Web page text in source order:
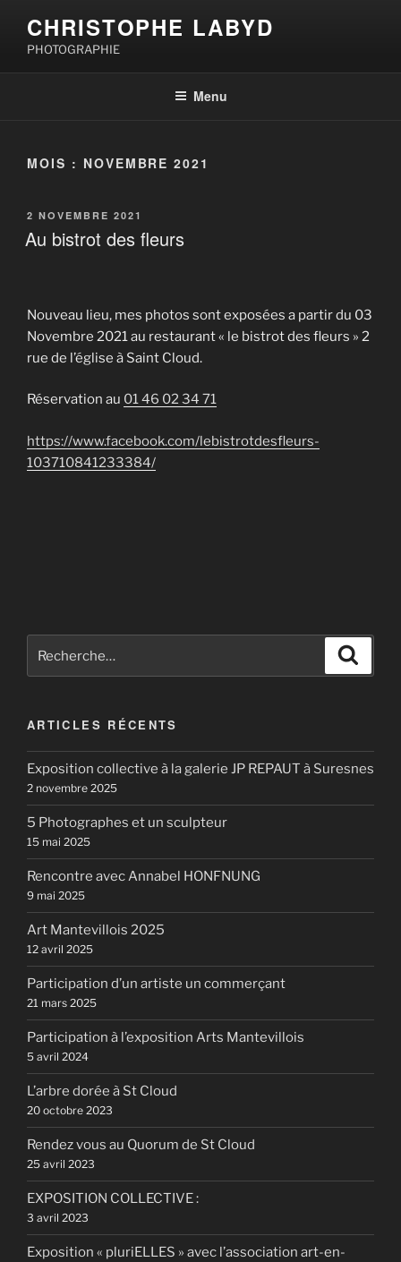
contenu
principal
CHRISTOPHE LABYD
PHOTOGRAPHIE
Menu
MOIS : NOVEMBRE 2021
PUBLIÉ
LE
2 NOVEMBRE 2021
Au bistrot des fleurs
Nouveau lieu, mes photos sont exposées a partir du 03
Novembre 2021 au restaurant « le bistrot des fleurs » 2
rue de l’église à Saint Cloud.
Réservation au 01 46 02 34 71
https://www.facebook.com/lebistrotdesfleurs-
103710841233384/
pour
ARTICLES RÉCENTS
Exposition collective à la galerie JP REPAUT à Suresnes
2 novembre 2025
5 Photographes et un sculpteur
15 mai 2025
Rencontre avec Annabel HONFNUNG
9 mai 2025
Art Mantevillois 2025
12 avril 2025
Participation d’un artiste un commerçant
21 mars 2025
Participation à l’exposition Arts Mantevillois
5 avril 2024
L’arbre dorée à St Cloud
20 octobre 2023
Rendez vous au Quorum de St Cloud
25 avril 2023
EXPOSITION COLLECTIVE :
3 avril 2023
Exposition « pluriELLES » avec l’association art-en-